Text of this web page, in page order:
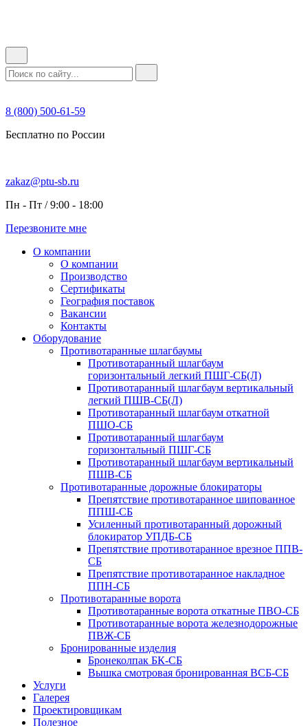
8 (800) 500-61-59
Бесплатно по России
zakaz@ptu-sb.ru
Пн - Пт / 9:00 - 18:00
Перезвоните мне
О компании
О компании
Производство
Сертификаты
География поставок
Вакансии
Контакты
Оборудование
Противотаранные шлагбаумы
Противотаранный шлагбаум
горизонтальный легкий ПШГ-СБ(Л)
Противотаранный шлагбаум вертикальный
легкий ПШВ-СБ(Л)
Противотаранный шлагбаум откатной
ПШО-СБ
Противотаранный шлагбаум
горизонтальный ПШГ-СБ
Противотаранный шлагбаум вертикальный
ПШВ-СБ
Противотаранные дорожные блокираторы
Препятствие противотаранное шипованное
ППШ-СБ
Усиленный противотаранный дорожный
блокиратор УПДБ-СБ
Препятствие противотаранное врезное ППВ-
СБ
Препятствие противотаранное накладное
ППН-СБ
Противотаранные ворота
Противотаранные ворота откатные ПВО-СБ
Противотаранные ворота железнодорожные
ПВЖ-СБ
Бронированные изделия
Бронеколпак БК-СБ
Вышка смотровая бронированная ВСБ-СБ
Услуги
Галерея
Проектировщикам
Полезное